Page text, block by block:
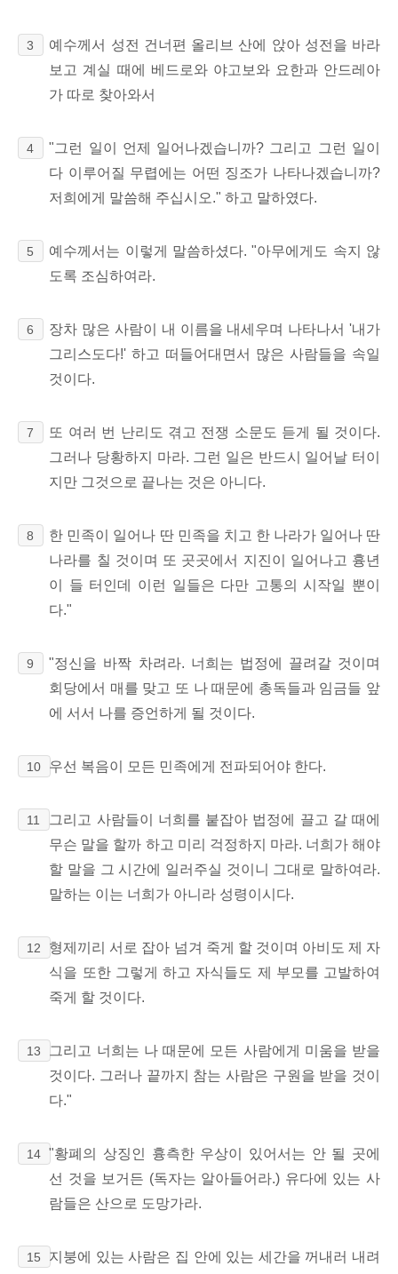
3
예수께서 성전 건너편 올리브 산에 앉아 성전을 바라
보고 계실 때에 베드로와 야고보와 요한과 안드레아
가 따로 찾아와서
4
"그런 일이 언제 일어나겠습니까? 그리고 그런 일이
다 이루어질 무렵에는 어떤 징조가 나타나겠습니까?
저희에게 말씀해 주십시오." 하고 말하였다.
5
예수께서는 이렇게 말씀하셨다. "아무에게도 속지 않
도록 조심하여라.
6
장차 많은 사람이 내 이름을 내세우며 나타나서 '내가
그리스도다!' 하고 떠들어대면서 많은 사람들을 속일
것이다.
7
또 여러 번 난리도 겪고 전쟁 소문도 듣게 될 것이다.
그러나 당황하지 마라. 그런 일은 반드시 일어날 터이
지만 그것으로 끝나는 것은 아니다.
8
한 민족이 일어나 딴 민족을 치고 한 나라가 일어나 딴
나라를 칠 것이며 또 곳곳에서 지진이 일어나고 흉년
이 들 터인데 이런 일들은 다만 고통의 시작일 뿐이
다."
9
"정신을 바짝 차려라. 너희는 법정에 끌려갈 것이며
회당에서 매를 맞고 또 나 때문에 총독들과 임금들 앞
에 서서 나를 증언하게 될 것이다.
10 우선 복음이 모든 민족에게 전파되어야 한다.
11
그리고 사람들이 너희를 붙잡아 법정에 끌고 갈 때에
무슨 말을 할까 하고 미리 걱정하지 마라. 너희가 해야
할 말을 그 시간에 일러주실 것이니 그대로 말하여라.
말하는 이는 너희가 아니라 성령이시다.
12
형제끼리 서로 잡아 넘겨 죽게 할 것이며 아비도 제 자
식을 또한 그렇게 하고 자식들도 제 부모를 고발하여
죽게 할 것이다.
13
그리고 너희는 나 때문에 모든 사람에게 미움을 받을
것이다. 그러나 끝까지 참는 사람은 구원을 받을 것이
다."
14 "황폐의 상징인 흉측한 우상이 있어서는 안 될 곳에
선 것을 보거든 (독자는 알아들어라.) 유다에 있는 사
람들은 산으로 도망가라.
15
지붕에 있는 사람은 집 안에 있는 세간을 꺼내러 내려